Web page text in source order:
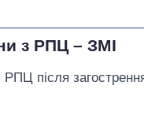
з РПЦ – ЗМІ
після